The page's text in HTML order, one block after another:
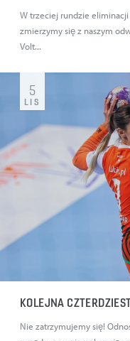
W trzeciej rundzie
zmierzymy się z naszym
Volt...
KOLEJNA
Nie zatrzymujemy się!
5
LIS